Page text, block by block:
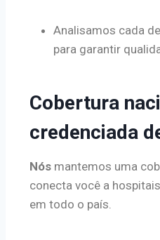
Analisamos cada
para garantir
Cobertura
credenciada
Nós mantemos uma
conecta você a
em todo o país.